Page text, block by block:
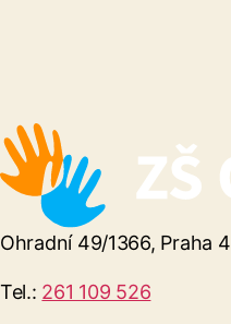
Ohradní 49/1366, Praha 4
Tel.: 261 109 526